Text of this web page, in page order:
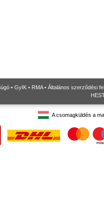
• GyIK • RMA• Általános szerződési
A csomagküldés a